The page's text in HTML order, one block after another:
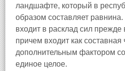
ландшафте, который в
образом составляет
входит в расклад сил прежде
причем входит как составная
дополнительным фактором
единое целое.